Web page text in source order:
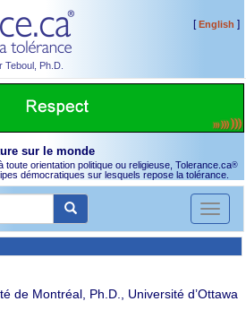
Teboul, Ph.D.
[English ]
sur le monde
toute orientation politique ou religieuse, Tolerance.ca®
démocratiques sur lesquels repose la tolérance.
Toggle
de Montréal, Ph.D., Université d’Ottawa